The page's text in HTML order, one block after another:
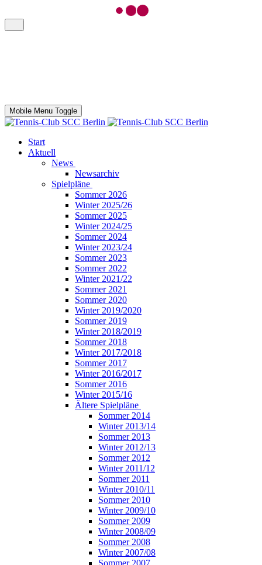
Mobile Menu Toggle
Start
Aktuell
News
Newsarchiv
Spielpläne
Sommer 2026
Winter 2025/26
Sommer 2025
Winter 2024/25
Sommer 2024
Winter 2023/24
Sommer 2023
Sommer 2022
Winter 2021/22
Sommer 2021
Sommer 2020
Winter 2019/2020
Sommer 2019
Winter 2018/2019
Sommer 2018
Winter 2017/2018
Sommer 2017
Winter 2016/2017
Sommer 2016
Winter 2015/16
Ältere Spielpläne
Sommer 2014
Winter 2013/14
Sommer 2013
Winter 2012/13
Sommer 2012
Winter 2011/12
Sommer 2011
Winter 2010/11
Sommer 2010
Winter 2009/10
Sommer 2009
Winter 2008/09
Sommer 2008
Winter 2007/08
Sommer 2007